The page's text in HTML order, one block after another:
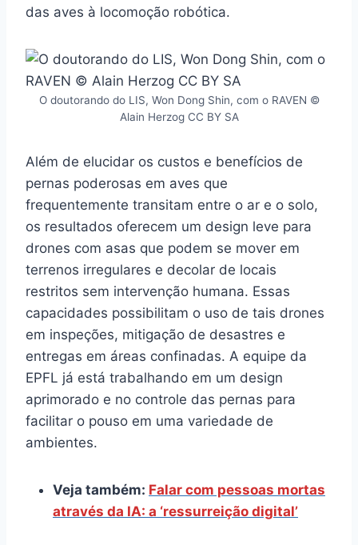
das aves à locomoção robótica.
O doutorando do LIS, Won Dong Shin, com o RAVEN ©
Alain Herzog CC BY SA
Além de elucidar os custos e benefícios de
pernas poderosas em aves que
frequentemente transitam entre o ar e o solo,
os resultados oferecem um design leve para
drones com asas que podem se mover em
terrenos irregulares e decolar de locais
restritos sem intervenção humana. Essas
capacidades possibilitam o uso de tais drones
em inspeções, mitigação de desastres e
entregas em áreas confinadas. A equipe da
EPFL já está trabalhando em um design
aprimorado e no controle das pernas para
facilitar o pouso em uma variedade de
ambientes.
Veja também: Falar com pessoas mortas
através da IA: a ‘ressurreição digital’